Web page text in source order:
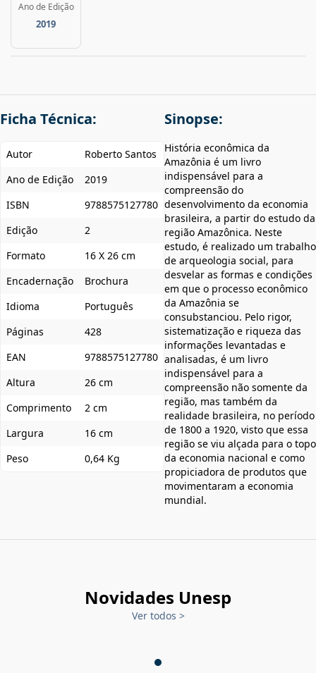
Ano de Edição
2019
Ficha Técnica:
Autor
Roberto Santos
Ano de Edição
2019
ISBN
9788575127780
Edição
2
Formato
16 X 26 cm
Encadernação
Brochura
Idioma
Português
Páginas
428
EAN
9788575127780
Altura
26 cm
Comprimento
2 cm
Largura
16 cm
Peso
0,64 Kg
Sinopse:
História econômica da
Amazônia é um livro
indispensável para a
compreensão do
desenvolvimento da economia
brasileira, a partir do estudo da
região Amazônica. Neste
estudo, é realizado um trabalho
de arqueologia social, para
desvelar as formas e condições
em que o processo econômico
da Amazônia se
consubstanciou. Pelo rigor,
sistematização e riqueza das
informações levantadas e
analisadas, é um livro
indispensável para a
compreensão não somente da
região, mas também da
realidade brasileira, no período
de 1800 a 1920, visto que essa
região se viu alçada para o topo
da economia nacional e como
propiciadora de produtos que
movimentaram a economia
mundial.
Novidades Unesp
Ver todos >